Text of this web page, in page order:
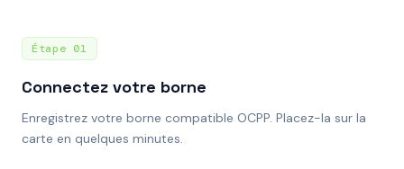
Étape 01
Connectez votre borne
Enregistrez votre borne compatible OCPP. Placez-la sur la
carte en quelques minutes.